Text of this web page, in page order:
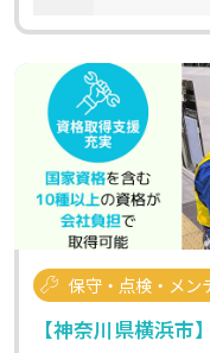
保守・点検・メン
【神奈川県横浜市